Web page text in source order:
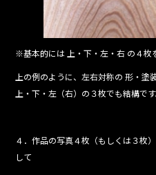
※基本的には 上・下・左・右 の４枚
上の例のように、左右対称の 形・塗
上・下・左（右）の３枚でも結構です
４．作品の写真４枚（もしくは３枚
して